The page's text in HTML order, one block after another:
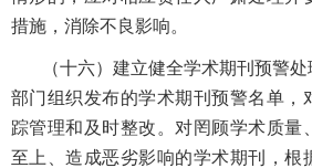
措施，消除不良影响。
（十六）建立健全学术期刊预警
部门组织发布的学术期刊预警名单，
踪管理和及时整改。对罔顾学术质量
至上、造成恶劣影响的学术期刊，根